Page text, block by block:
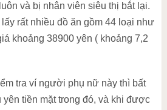
và bị nhân viên siêu thị bắt lại.
rất nhiều đồ ăn gồm 44 loại như
khoảng 38900 yên ( khoảng 7,2
tra ví người phụ nữ này thì bất
yên tiền mặt trong đó, và khi được